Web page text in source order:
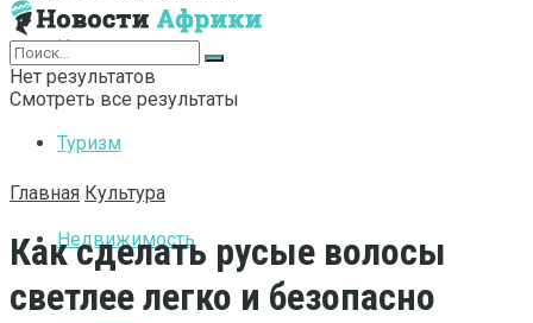
Интернет
Туризм
Недвижимость
Нет результатов
Смотреть все результаты
Главная Культура
Как сделать русые волосы
светлее легко и безопасно